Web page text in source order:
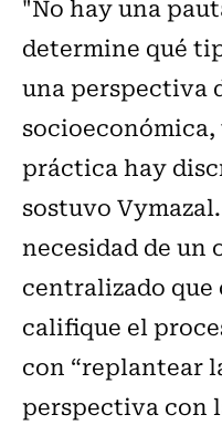
"No hay una
determine qué
una perspectiva
práctica hay
sostuvo
necesidad de un
centralizado
califique el
con “replantear
perspectiva con